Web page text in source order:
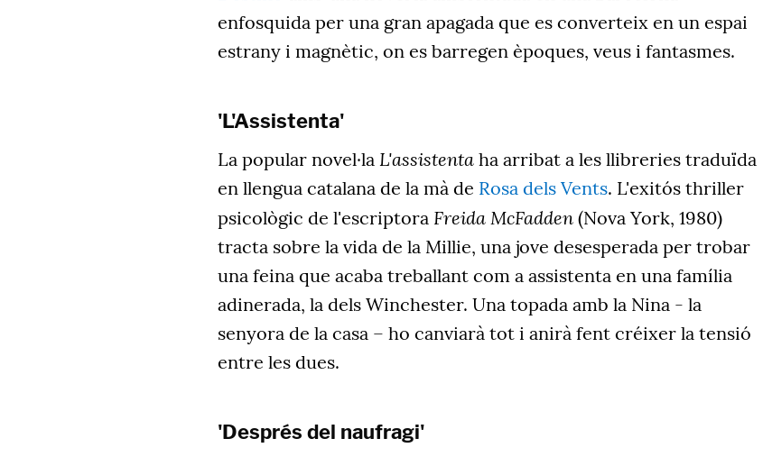
enfosquida per una gran apagada que es converteix en un espai
estrany i magnètic, on es barregen èpoques, veus i fantasmes.
'L'Assistenta'
La popular novel·la L'assistenta ha arribat a les llibreries traduïda
en llengua catalana de la mà de Rosa dels Vents. L'exitós thriller
psicològic de l'escriptora Freida McFadden (Nova York, 1980)
tracta sobre la vida de la Millie, una jove desesperada per trobar
una feina que acaba treballant com a assistenta en una família
adinerada, la dels Winchester. Una topada amb la Nina - la
senyora de la casa – ho canviarà tot i anirà fent créixer la tensió
entre les dues.
'Després del naufragi'